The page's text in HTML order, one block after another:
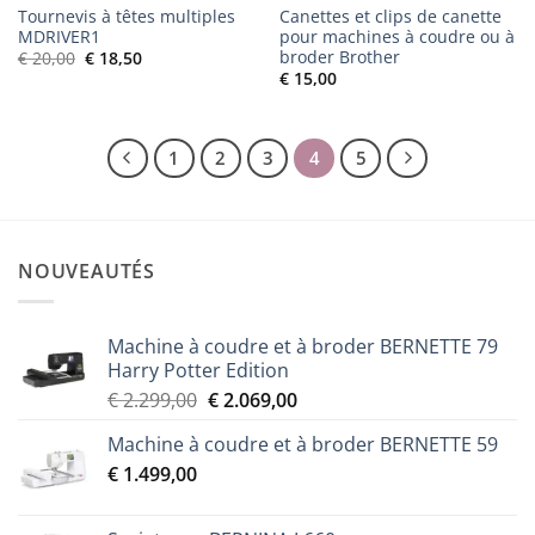
Tournevis à têtes multiples
MDRIVER1
€20,00 Le
€18,50Le
Canettes et clips de canette
pour machines à coudre ou à
broder Brother
€15,00
1 2 3 4 5
NOUVEAUTÉS
Machine à coudre et à broder BERNETTE 79
Harry Potter Edition
€2.299,00 Le
initial
€2.069,00Le
actuel
Machine à coudre et à broder BERNETTE 59
€ 1.499,00